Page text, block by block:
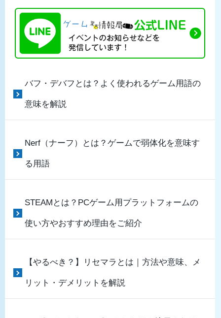
バフ・デバフとは？よく使われるゲーム用語の
意味を解説
Nerf（ナーフ）とは？ゲームで弱体化を意味す
る用語
STEAMとは？PCゲーム用プラットフォームの
使い方やおすすめ理由をご紹介
【やるべき？】リセマラとは｜方法や意味、メ
リット・デメリットを解説